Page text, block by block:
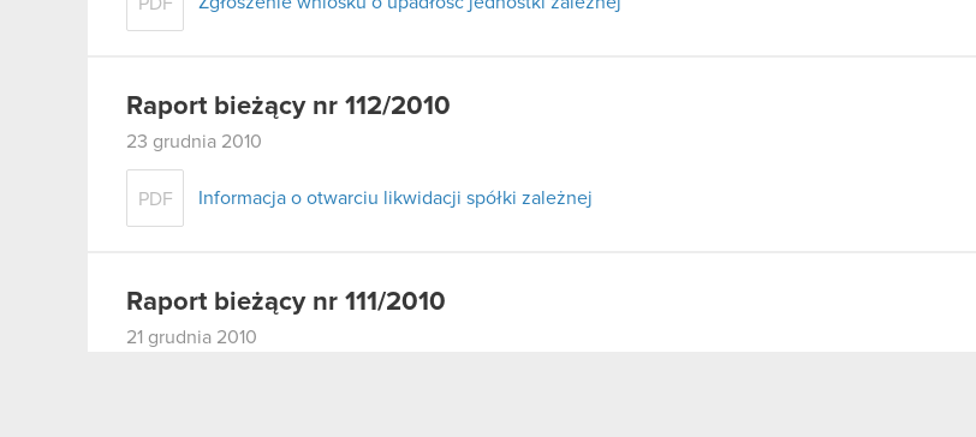
Raport bieżący nr 112/2010
23 grudnia 2010
PDF Informacja o otwarciu likwidacji spółki zależnej
Raport bieżący nr 111/2010
21 grudnia 2010